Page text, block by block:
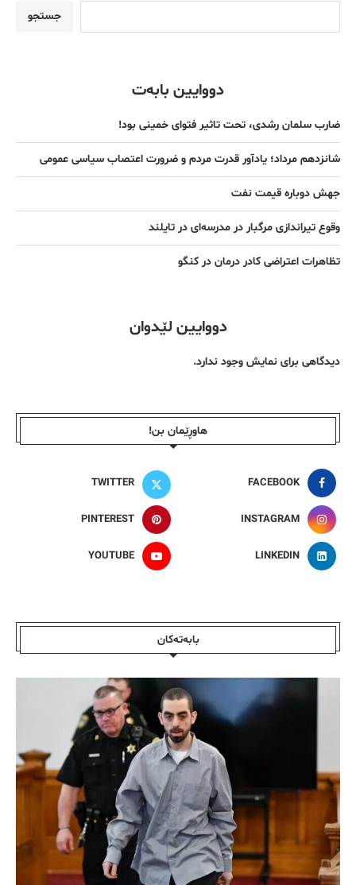
جستجو
دووایین بابەت
ضارب سلمان رشدی، تحت تاثیر فتوای خمینی بود!
شانزدهم مرداد؛ یادآور قدرت مردم و ضرورت اعتصاب سیاسی عمومی
جهش دوباره قیمت نفت
وقوع تیراندازی مرگبار در مدرسه‌ای در تایلند
تظاهرات اعتراضی کادر درمان در کنگو
دووایین لێدوان
دیدگاهی برای نمایش وجود ندارد.
هاوڕێمان بن!
FACEBOOK
TWITTER
INSTAGRAM
PINTEREST
LINKEDIN
YOUTUBE
بابەتەکان